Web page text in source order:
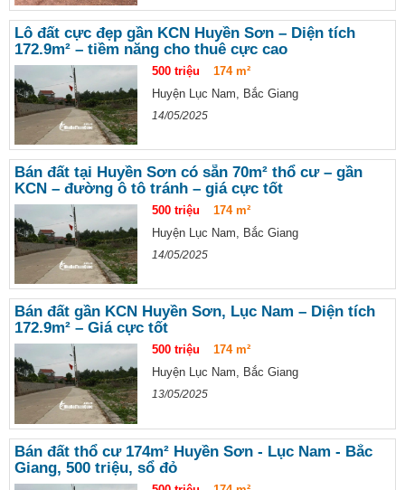
Lô đất cực đẹp gần KCN Huyền Sơn – Diện tích
172.9m² – tiềm năng cho thuê cực cao
500 triệu
174 m²
Huyện Lục Nam, Bắc Giang
14/05/2025
Bán đất tại Huyền Sơn có sẵn 70m² thổ cư – gần
KCN – đường ô tô tránh – giá cực tốt
500 triệu
174 m²
Huyện Lục Nam, Bắc Giang
14/05/2025
Bán đất gần KCN Huyền Sơn, Lục Nam – Diện tích
172.9m² – Giá cực tốt
500 triệu
174 m²
Huyện Lục Nam, Bắc Giang
13/05/2025
Bán đất thổ cư 174m² Huyền Sơn - Lục Nam - Bắc
Giang, 500 triệu, sổ đỏ